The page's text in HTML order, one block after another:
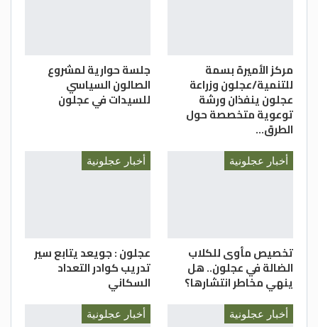
القطع الخشبية بتصميم 3d ثلاثي الأبعاد.
مريم العبود/ مديرية شباب عجلون
مركز الأميرة بسمة
للتنمية/عجلون وزراعة
عجلون ينفذان ورشة
توعوية متخصصة حول
الطرق…
جلسة حوارية لمشروع
الصالون السياسي
للسيدات في عجلون
أخبار عجلونية
تخصيص مأوى للكلاب
الضالة في عجلون.. هل
ينهي مخاطر انتشارها؟
أخبار عجلونية
عجلون : جويعد يتابع سير
تدريب كوادر التعداد
السكاني
أخبار عجلونية أخبار عجلونية